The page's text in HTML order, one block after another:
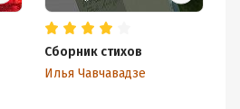
Сборник стихов
Илья Чавчавадзе